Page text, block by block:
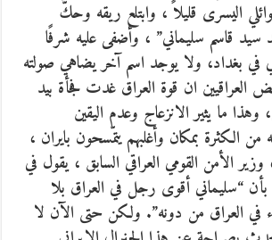
اليسرى قليلاً ، وابتلع ريقه وحكّ
قاسم سليماني” ، وأضفى عليه شرفًا
في بغداد، ولا يوجد اسم آخر يضاهي صولته
العراقيين ان قوة العراق غدت فجأة بيد
ما يثير الانزعاج وعدم اليقين
الكثرة بمكان وأغلبهم يتمّسحون بايران ،
الأمن القومي العراقي السابق ، يقول في
/ تموز 2010: بأن “سليماني أقوى رجل في العراق بلا
العراق من دونه”. ولكن حتى الآن لا